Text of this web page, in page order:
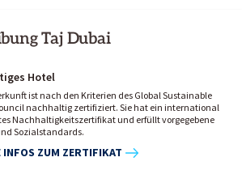
Taj Dubai
Hotel
ist nach den Kriterien des Global Sustainable
nachhaltig zertifiziert. Sie hat ein international
Nachhaltigkeitszertifikat und erfüllt vorgegebene
Sozialstandards.
INFOS ZUM ZERTIFIKAT